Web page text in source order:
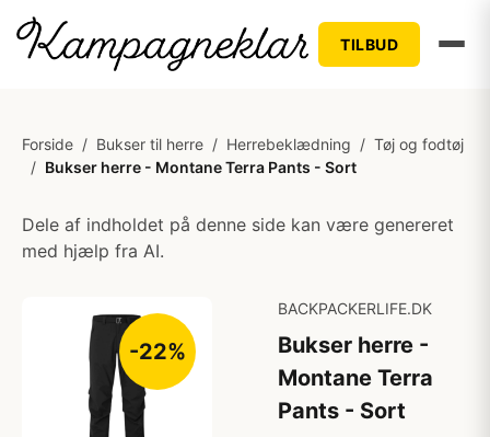
TILBUD
Forside / Bukser til herre / Herrebeklædning / Tøj og fodtøj
/ Bukser herre - Montane Terra Pants - Sort
Dele af indholdet på denne side kan være genereret
med hjælp fra AI.
-22%
BACKPACKERLIFE.DK
Bukser herre -
Montane Terra
Pants - Sort